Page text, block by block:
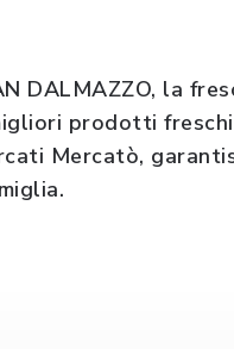
DALMAZZO, la
prodotti
Mercatò,